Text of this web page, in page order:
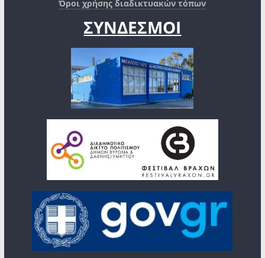
Όροι χρήσης διαδικτυακών τόπων
ΣΥΝΔΕΣΜΟΙ